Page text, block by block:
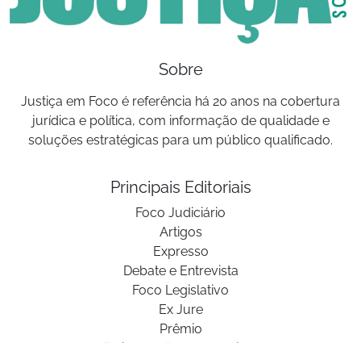
Sobre
Justiça em Foco é referência há 20 anos na cobertura
jurídica e política, com informação de qualidade e
soluções estratégicas para um público qualificado.
Principais Editoriais
Foco Judiciário
Artigos
Expresso
Debate e Entrevista
Foco Legislativo
Ex Jure
Prêmio